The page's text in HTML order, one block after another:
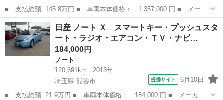
■ 支払総額: 145.8万円 ■ 車両本体価格： 1,357,000 円 ■ メーカ
ー名： 日産 ■ 車種名： ノート ■ グレード名： ｅパワーニス
モ 新品タイヤ／保証書／純正 ＳＤナビ／衝突安全装置／車線逸脱
防止支援...
神奈川 横浜市 ノート
日産 ノート Ｘ スマートキー・プッシュスタ
ート・ラジオ・エアコン・ＴＶ・ナビ…
184,000円
ノート
120,691km
2013年
埼玉県 熊谷市
提携サイト 6月10日
■ 支払総額: 21.9万円 ■ 車両本体価格： 184,000 円 ■ メーカー